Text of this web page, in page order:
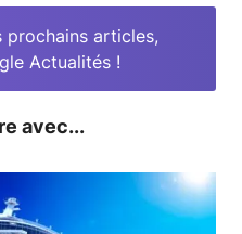
prochains articles,
Actualités !
avec...